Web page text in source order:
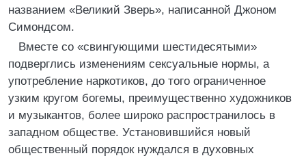
названием «Великий Зверь», написанной Джоном
Симондсом.
Вместе со «свингующими шестидесятыми»
подверглись изменениям сексуальные нормы, а
употребление наркотиков, до того ограниченное
узким кругом богемы, преимущественно художников
и музыкантов, более широко распространилось в
западном обществе. Установившийся новый
общественный порядок нуждался в духовных